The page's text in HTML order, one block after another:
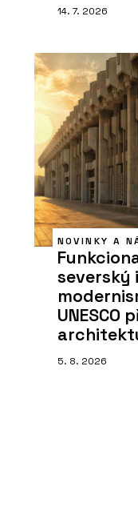
14. 7. 2026
NOVINKY A
severský
UNESCO
5. 8. 2026